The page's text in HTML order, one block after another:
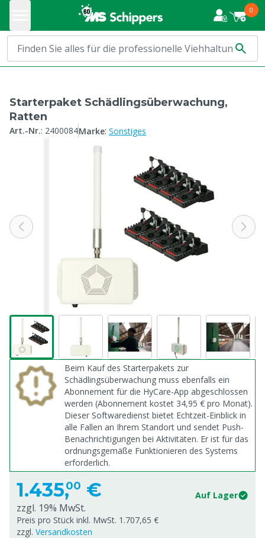
0
Starterpaket Schädlingsüberwachung,
Ratten
Art.-Nr.: 2400084Marke: Sonstiges
Beim Kauf des Starterpakets zur
Schädlingsüberwachung muss ebenfalls ein
Abonnement für die HyCare-App abgeschlossen
werden (Abonnement kostet 34,95 € pro Monat).
Dieser Softwaredienst bietet Echtzeit-Einblick in
alle Fallen an Ihrem Standort und sendet Push-
Benachrichtigungen bei Aktivitäten. Er ist für das
ordnungsgemäße Funktionieren des Systems
erforderlich.
1.435,00 € Auf Lager
zzgl. 19% MwSt.
Preis pro Stück inkl. MwSt. 1.707,65 €
zzgl. Versandkosten